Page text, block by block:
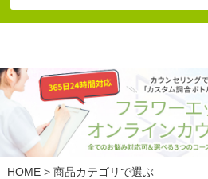
HOME
商品カテゴリで選ぶ